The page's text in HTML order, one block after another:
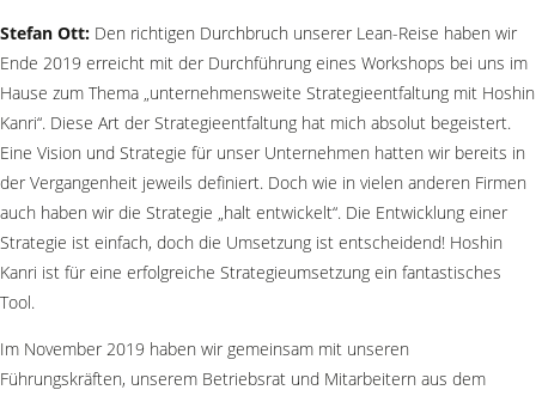
Stefan Ott: Den richtigen Durchbruch unserer Lean-Reise haben wir
Ende 2019 erreicht mit der Durchführung eines Workshops bei uns im
Hause zum Thema „unternehmensweite Strategieentfaltung mit Hoshin
Kanri“. Diese Art der Strategieentfaltung hat mich absolut begeistert.
Eine Vision und Strategie für unser Unternehmen hatten wir bereits in
der Vergangenheit jeweils definiert. Doch wie in vielen anderen Firmen
auch haben wir die Strategie „halt entwickelt“. Die Entwicklung einer
Strategie ist einfach, doch die Umsetzung ist entscheidend! Hoshin
Kanri ist für eine erfolgreiche Strategieumsetzung ein fantastisches
Tool.
Im November 2019 haben wir gemeinsam mit unseren
Führungskräften, unserem Betriebsrat und Mitarbeitern aus dem